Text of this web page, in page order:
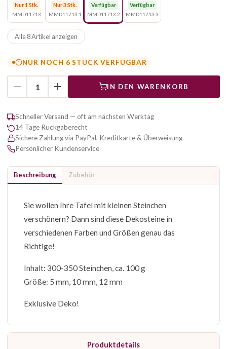
Nur 1 Stk.
MMD11713
Nur 3 Stk.
MMD11713.1
Verfügbar
MMD11713.2
Verfügbar
MMD11713.3
Alle 8 Artikel anzeigen
NUR NOCH 6 STÜCK VERFÜGBAR
IN DEN WARENKORB
Schneller Versand — oft am nächsten Werktag
14 Tage Rückgaberecht
Sichere Zahlung via PayPal, Kreditkarte & Überweisung
Persönlicher Kundenservice
Beschreibung Zubehör
Sie wollen Ihre Tafel mit kleinen Steinchen
verschönern? Dann sind diese Dekosteine in
verschiedenen Farben und Größen genau das
Richtige!
Inhalt: 300-350 Steinchen, ca. 100 g
Größe: 5 mm, 10 mm, 12 mm
Exklusive Deko!
Produktdetails